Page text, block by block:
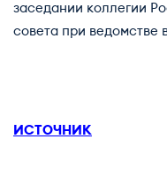
заседании коллегии
совета при ведомстве
ИСТОЧНИК